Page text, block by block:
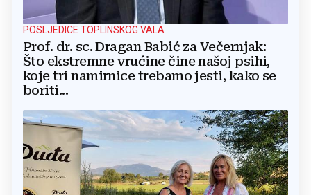
POSLJEDICE TOPLINSKOG VALA
Prof. dr. sc. Dragan Babić za Večernjak:
Što ekstremne vrućine čine našoj psihi,
koje tri namirnice trebamo jesti, kako se
boriti...